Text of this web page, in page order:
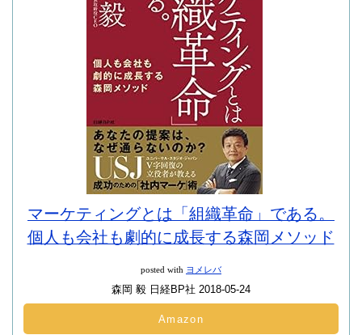
マーケティングとは「組織革命」である。
個人も会社も劇的に成長する森岡メソッド
posted with ヨメレバ
森岡 毅 日経BP社 2018-05-24
Amazon